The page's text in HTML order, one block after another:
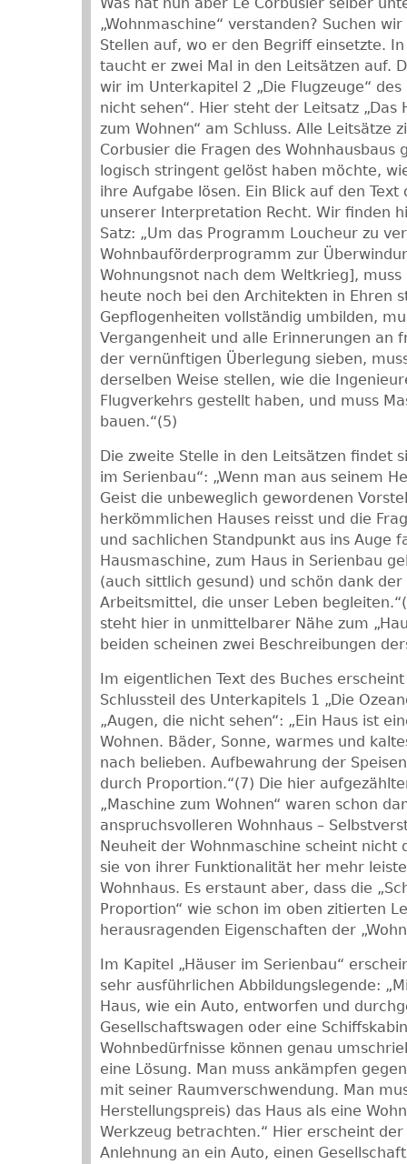
„Wohnmaschine“ verstanden? Suchen
Stellen auf, wo er den Begriff einsetzte.
taucht er zwei Mal in den Leitsätzen auf.
wir im Unterkapitel 2 „Die Flugzeuge“
nicht sehen“. Hier steht der Leitsatz „Das
zum Wohnen“ am Schluss. Alle Leitsätze
Corbusier die Fragen des Wohnhausbaus
logisch stringent gelöst haben möchte,
ihre Aufgabe lösen. Ein Blick auf den
unserer Interpretation Recht. Wir finden
Satz: „Um das Programm Loucheur zu
Wohnbauförderprogramm zur
Wohnungsnot nach dem Weltkrieg],
heute noch bei den Architekten in Ehren
Gepflogenheiten vollständig umbilden,
Vergangenheit und alle Erinnerungen an
der vernünftigen Überlegung sieben,
derselben Weise stellen, wie die
Flugverkehrs gestellt haben, und muss
bauen.“(5)
Die zweite Stelle in den Leitsätzen findet
im Serienbau“: „Wenn man aus seinem
Geist die unbeweglich gewordenen
herkömmlichen Hauses reisst und die
und sachlichen Standpunkt aus ins Auge
Hausmaschine, zum Haus in Serienbau
(auch sittlich gesund) und schön dank
Arbeitsmittel, die unser Leben
steht hier in unmittelbarer Nähe zum
beiden scheinen zwei Beschreibungen
Im eigentlichen Text des Buches
Schlussteil des Unterkapitels 1 „Die
„Augen, die nicht sehen“: „Ein Haus ist
Wohnen. Bäder, Sonne, warmes und
nach belieben. Aufbewahrung der
durch Proportion.“(7) Die hier
„Maschine zum Wohnen“ waren schon
anspruchsvolleren Wohnhaus –
Neuheit der Wohnmaschine scheint nicht
sie von ihrer Funktionalität her mehr
Wohnhaus. Es erstaunt aber, dass die
Proportion“ wie schon im oben zitierten
herausragenden Eigenschaften der
Im Kapitel „Häuser im Serienbau“
sehr ausführlichen Abbildungslegende:
Haus, wie ein Auto, entworfen und
Gesellschaftswagen oder eine
Wohnbedürfnisse können genau
eine Lösung. Man muss ankämpfen
mit seiner Raumverschwendung. Man
Herstellungspreis) das Haus als eine
Werkzeug betrachten.“ Hier erscheint
Anlehnung an ein Auto, einen